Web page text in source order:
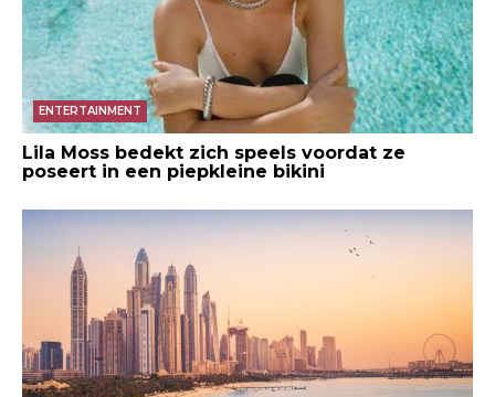
ENTERTAINMENT
Lila Moss bedekt zich speels voordat ze
poseert in een piepkleine bikini